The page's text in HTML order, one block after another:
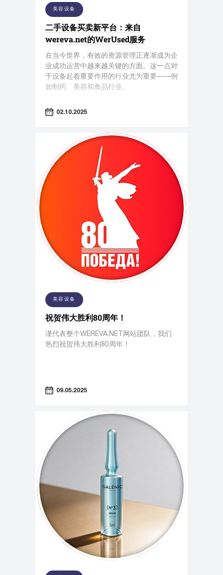
美容设备
二手设备买卖新平台：来自
wereva.net的WerUsed服务
在当今世界，有效的资源管理正逐渐成为企
业成功运营中越来越关键的方面。这一点对
于设备起着重要作用的行业尤为重要——例
如制药、美容和食品行业。
02.10.2025
美容设备
祝贺伟大胜利80周年！
谨代表整个WEREVA.NET网站团队，我们
热烈祝贺伟大胜利80周年！
09.05.2025